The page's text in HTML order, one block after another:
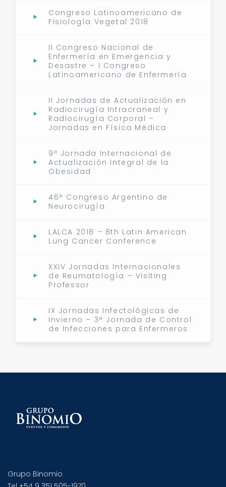
Congreso Latinoamericano de
Fisiología Vegetal 2018
II Congreso Nacional de
Enfermería en Emergencia y
Desastre – I Congreso
Latinoamericano de Enfermería
II Jornadas de Actualización en
Radiocirugía Intracraneal y
Radiocirugía Corporal –
Jornadas en Física Médica
9ª Jornada Internacional de
Actualización Integral de la
Obesidad
46° Congreso Argentino de
Neurocirugía
LALCA 2018 – 8th Latin American
Lung Cancer Conference
XXIV Jornadas Internacionales
de Reumatología – Visiting
Professor
IX Jornadas Infectológicas de
Invierno – 3° Jornada de Control
de Infecciones para Enfermeros
Grupo Binomio